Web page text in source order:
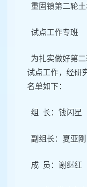
重固镇第二轮
试点工作专班
为扎实做好第
试点工作，经研
名单如下：
组 长：钱闪星
副组长：夏亚
成 员：谢继红